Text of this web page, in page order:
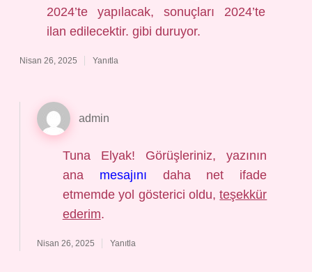
2024’te yapılacak, sonuçları 2024’te
ilan edilecektir. gibi duruyor.
Nisan 26, 2025 Yanıtla
admin
Tuna Elyak! Görüşleriniz, yazının
ana mesajını daha net ifade
etmemde yol gösterici oldu,teşekkür
ederim.
Nisan 26, 2025 Yanıtla